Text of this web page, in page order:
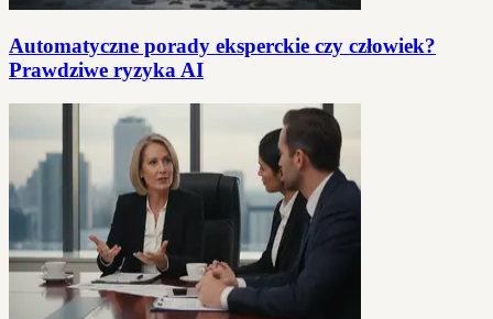
Automatyczne porady eksperckie czy człowiek?
Prawdziwe ryzyka AI